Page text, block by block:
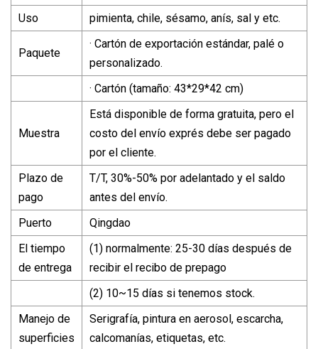
Uso
pimienta, chile, sésamo, anís, sal y etc.
Paquete
· Cartón de exportación estándar, palé o
personalizado.
· Cartón (tamaño: 43*29*42 cm)
Muestra
Está disponible de forma gratuita, pero el
costo del envío exprés debe ser pagado
por el cliente.
Plazo de
pago
T/T, 30%-50% por adelantado y el saldo
antes del envío.
Puerto
Qingdao
El tiempo
de entrega
(1) normalmente: 25-30 días después de
recibir el recibo de prepago
(2) 10~15 días si tenemos stock.
Manejo de
superficies
Serigrafía, pintura en aerosol, escarcha,
calcomanías, etiquetas, etc.